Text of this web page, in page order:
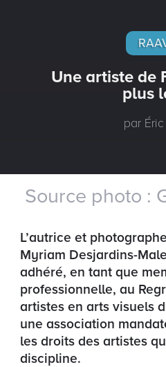
Une artiste de
plus
par
Source photo :
L’autrice et
Myriam Desjardins-
adhéré, en tant que
professionnelle, au
artistes en arts visuels
une association
les droits des artistes
discipline.